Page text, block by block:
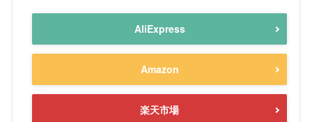
AliExpress
Amazon
楽天市場